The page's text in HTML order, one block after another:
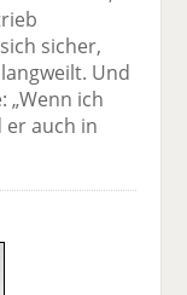
sicher,
Und
„Wenn ich
er auch in